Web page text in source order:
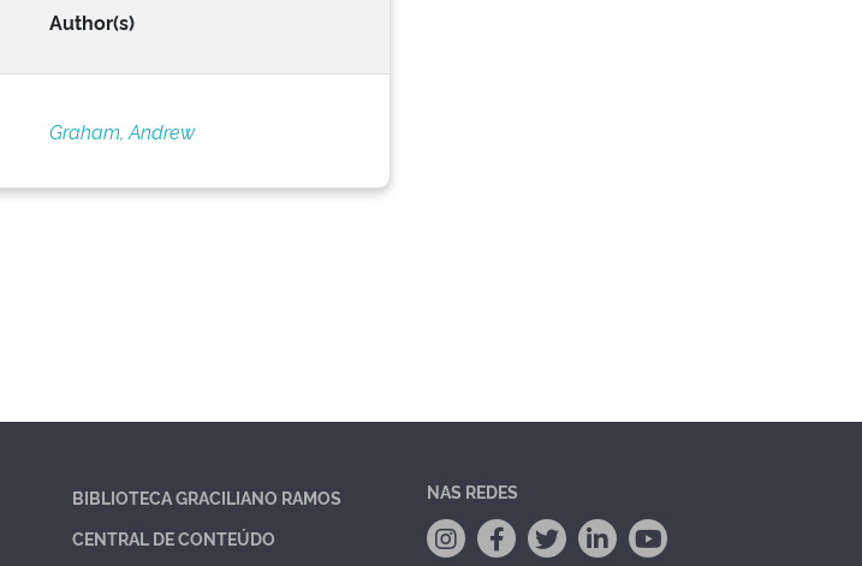
Author(s)
Graham, Andrew
BIBLIOTECA GRACILIANO RAMOS
CENTRAL DE CONTEÚDO
NAS REDES